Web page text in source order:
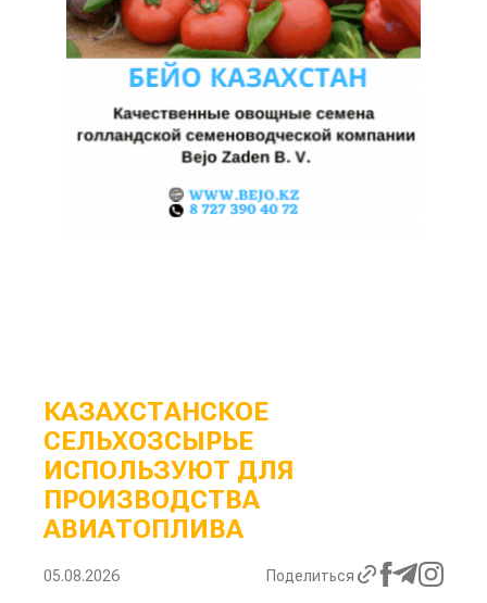
КАЗАХСТАНСКОЕ
СЕЛЬХОЗСЫРЬЕ
ИСПОЛЬЗУЮТ ДЛЯ
ПРОИЗВОДСТВА
АВИАТОПЛИВА
05.08.2026 Поделиться